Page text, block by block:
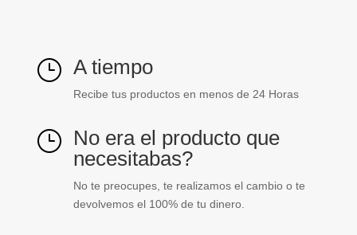
} A tiempo
Recibe tus productos en menos de 24 Horas
} No era el producto que
necesitabas?
No te preocupes, te realizamos el cambio o te
devolvemos el 100% de tu dinero.